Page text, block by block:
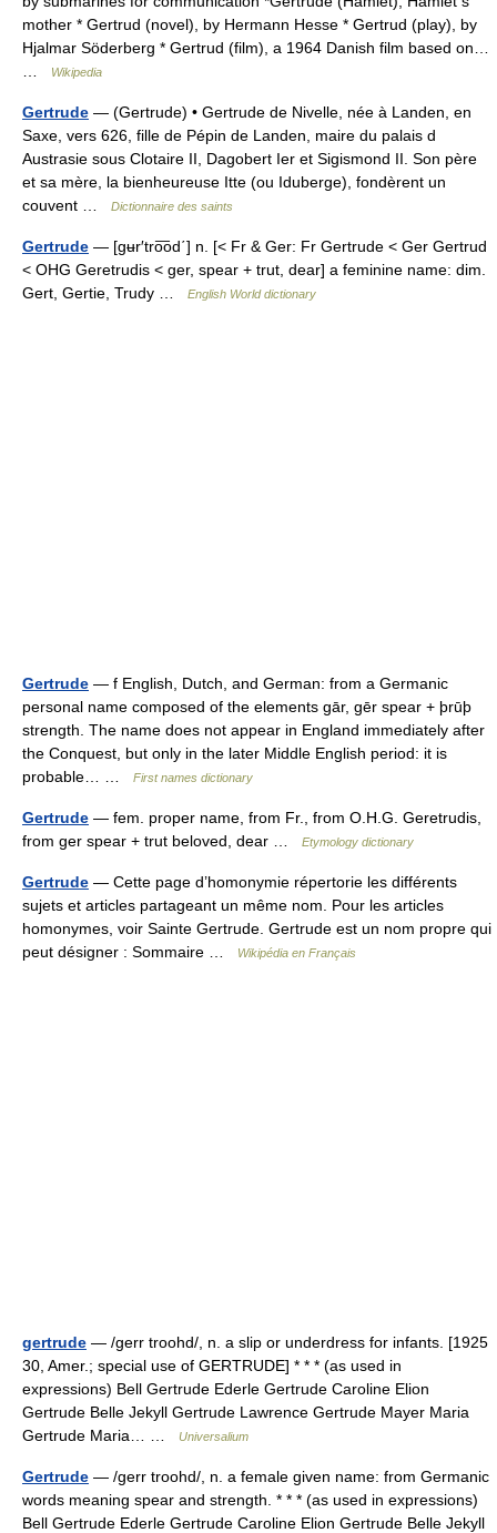
mother * Gertrud (novel), by Hermann Hesse * Gertrud (play), by
Hjalmar Söderberg * Gertrud (film), a 1964 Danish film based on…
Wikipedia
Gertrude — (Gertrude) • Gertrude de Nivelle, née à Landen, en
Saxe, vers 626, fille de Pépin de Landen, maire du palais d
Austrasie sous Clotaire II, Dagobert Ier et Sigismond II. Son père
et sa mère, la bienheureuse Itte (ou Iduberge), fondèrent un
couvent …
Dictionnaire des saints
Gertrude — [gʉr′tro͞od΄] n. [< Fr & Ger: Fr Gertrude < Ger Gertrud
< OHG Geretrudis < ger, spear + trut, dear] a feminine name: dim.
Gert, Gertie, Trudy …
English World dictionary
Gertrude — f English, Dutch, and German: from a Germanic
personal name composed of the elements gār, gēr spear + þrūþ
strength. The name does not appear in England immediately after
the Conquest, but only in the later Middle English period: it is
probable… …
First names dictionary
Gertrude — fem. proper name, from Fr., from O.H.G. Geretrudis,
from ger spear + trut beloved, dear …
Etymology dictionary
Gertrude — Cette page d’homonymie répertorie les différents
sujets et articles partageant un même nom. Pour les articles
homonymes, voir Sainte Gertrude. Gertrude est un nom propre qui
peut désigner : Sommaire …
Wikipédia en Français
gertrude — /gerr troohd/, n. a slip or underdress for infants. [1925
30, Amer.; special use of GERTRUDE] * * * (as used in
expressions) Bell Gertrude Ederle Gertrude Caroline Elion
Gertrude Belle Jekyll Gertrude Lawrence Gertrude Mayer Maria
Gertrude Maria… …
Universalium
Gertrude — /gerr troohd/, n. a female given name: from Germanic
words meaning spear and strength. * * * (as used in expressions)
Bell Gertrude Ederle Gertrude Caroline Elion Gertrude Belle Jekyll